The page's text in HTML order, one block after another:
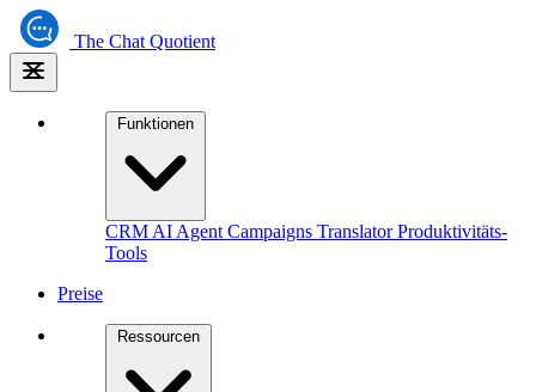
The Chat Quotient
Funktionen
CRM AI Agent Campaigns TranslatorProduktivitäts-
Tools
Preise
Ressourcen